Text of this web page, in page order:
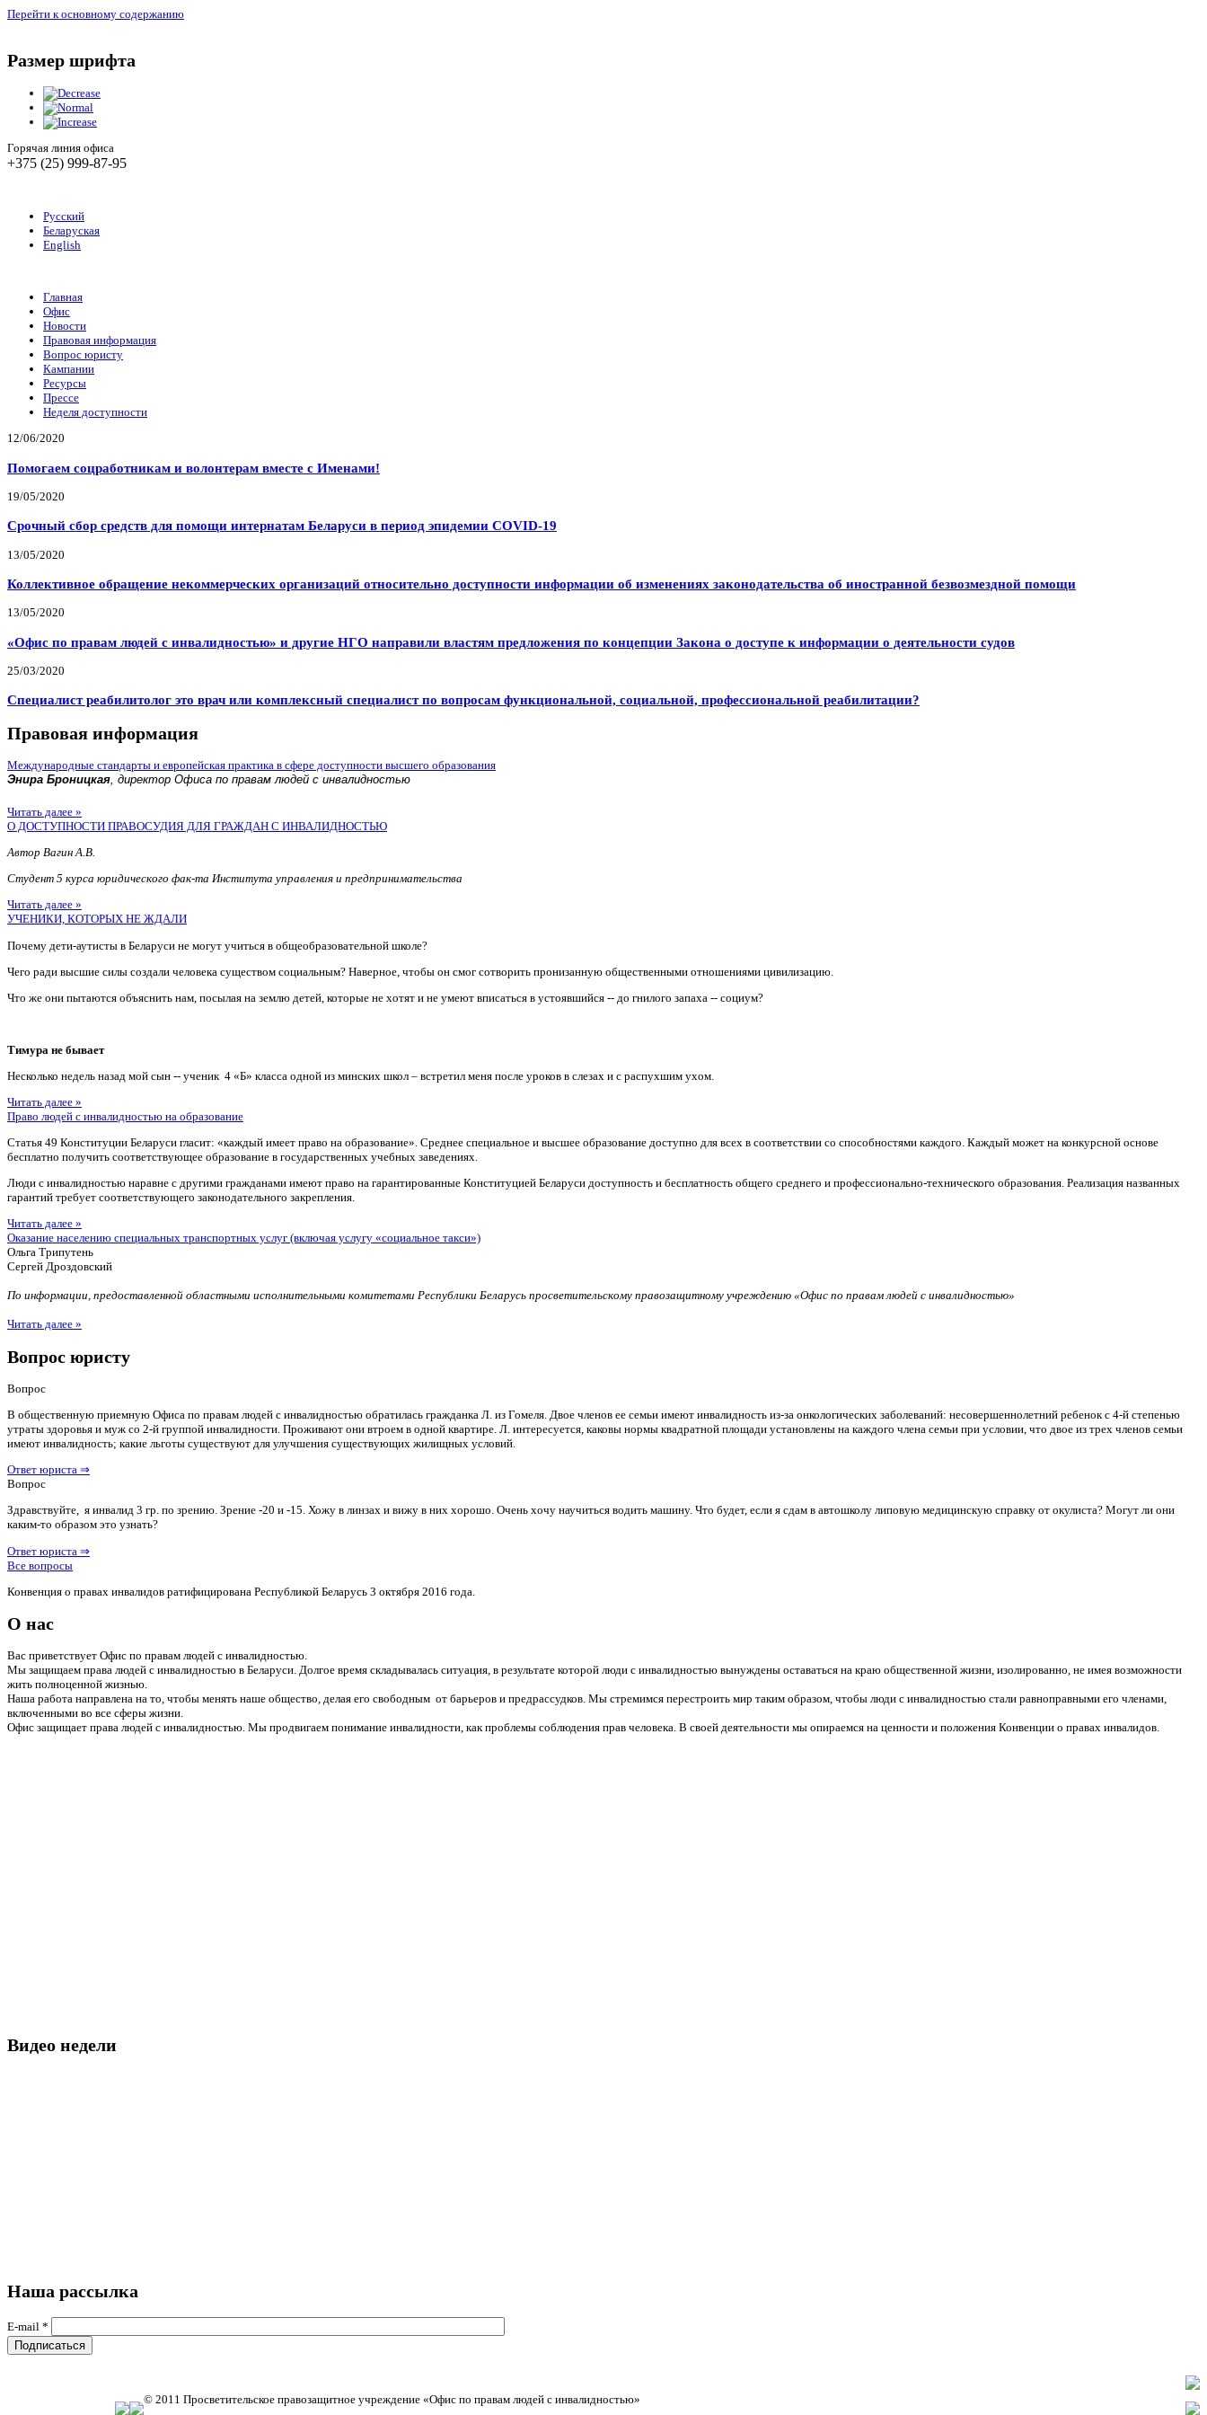
Перейти к основному содержанию
Размер шрифта
Горячая линия офиса
+375 (25) 999-87-95
Русский
Беларуская
English
Главная
Офис
Новости
Правовая информация
Вопрос юристу
Кампании
Ресурсы
Прессе
Неделя доступности
12/06/2020
Помогаем соцработникам и волонтерам вместе с Именами!
19/05/2020
Срочный сбор средств для помощи интернатам Беларуси в период эпидемии COVID-19
13/05/2020
Коллективное обращение некоммерческих организаций относительно доступности информации об изменениях законодательства об иностранной безвозмездной помощи
13/05/2020
«Офис по правам людей с инвалидностью» и другие НГО направили властям предложения по концепции Закона о доступе к информации о деятельности судов
25/03/2020
Специалист реабилитолог это врач или комплексный специалист по вопросам функциональной, социальной, профессиональной реабилитации?
Правовая информация
Международные стандарты и европейская практика в сфере доступности высшего образования
Энира Броницкая, директор Офиса по правам людей с инвалидностью
Читать далее »
О ДОСТУПНОСТИ ПРАВОСУДИЯ ДЛЯ ГРАЖДАН С ИНВАЛИДНОСТЬЮ
Автор Вагин А.В.
Студент 5 курса юридического фак-та Института управления и предпринимательства
Читать далее »
УЧЕНИКИ, КОТОРЫХ НЕ ЖДАЛИ
Почему дети-аутисты в Беларуси не могут учиться в общеобразовательной школе?
Чего ради высшие силы создали человека существом социальным? Наверное, чтобы он смог сотворить пронизанную общественными отношениями цивилизацию.
Что же они пытаются объяснить нам, посылая на землю детей, которые не хотят и не умеют вписаться в устоявшийся -- до гнилого запаха -- социум?
Тимура не бывает
Несколько недель назад мой сын -- ученик 4 «Б» класса одной из минских школ – встретил меня после уроков в слезах и с распухшим ухом.
Читать далее »
Право людей с инвалидностью на образование
Статья 49 Конституции Беларуси гласит: «каждый имеет право на образование». Среднее специальное и высшее образование доступно для всех в соответствии со способностями каждого. Каждый может на конкурсной основе
бесплатно получить соответствующее образование в государственных учебных заведениях.
Люди с инвалидностью наравне с другими гражданами имеют право на гарантированные Конституцией Беларуси доступность и бесплатность общего среднего и профессионально-технического образования. Реализация названных
гарантий требует соответствующего законодательного закрепления.
Читать далее »
Оказание населению специальных транспортных услуг (включая услугу «социальное такси»)
Ольга Трипутень
Сергей Дроздовский
По информации, предоставленной областными исполнительными комитетами Республики Беларусь просветительскому правозащитному учреждению «Офис по правам людей с инвалидностью»
Читать далее »
Вопрос юристу
Вопрос
В общественную приемную Офиса по правам людей с инвалидностью обратилась гражданка Л. из Гомеля. Двое членов ее семьи имеют инвалидность из-за онкологических заболеваний: несовершеннолетний ребенок с 4-й степенью
утраты здоровья и муж со 2-й группой инвалидности. Проживают они втроем в одной квартире. Л. интересуется, каковы нормы квадратной площади установлены на каждого члена семьи при условии, что двое из трех членов семьи
имеют инвалидность; какие льготы существуют для улучшения существующих жилищных условий.
Ответ юриста ⇒
Вопрос
Здравствуйте, я инвалид 3 гр. по зрению. Зрение -20 и -15. Хожу в линзах и вижу в них хорошо. Очень хочу научиться водить машину. Что будет, если я сдам в автошколу липовую медицинскую справку от окулиста? Могут ли они
каким-то образом это узнать?
Ответ юриста ⇒
Все вопросы
Конвенция о правах инвалидов ратифицирована Республикой Беларусь 3 октября 2016 года.
О нас
Вас приветствует Офис по правам людей с инвалидностью.
Мы защищаем права людей с инвалидностью в Беларуси. Долгое время складывалась ситуация, в результате которой люди с инвалидностью вынуждены оставаться на краю общественной жизни, изолированно, не имея возможности
жить полноценной жизнью.
Наша работа направлена на то, чтобы менять наше общество, делая его свободным от барьеров и предрассудков. Мы стремимся перестроить мир таким образом, чтобы люди с инвалидностью стали равноправными его членами,
включенными во все сферы жизни.
Офис защищает права людей с инвалидностью. Мы продвигаем понимание инвалидности, как проблемы соблюдения прав человека. В своей деятельности мы опираемся на ценности и положения Конвенции о правах инвалидов.
Видео недели
Наша рассылка
E-mail *
© 2011 Просветительское правозащитное учреждение «Офис по правам людей с инвалидностью»